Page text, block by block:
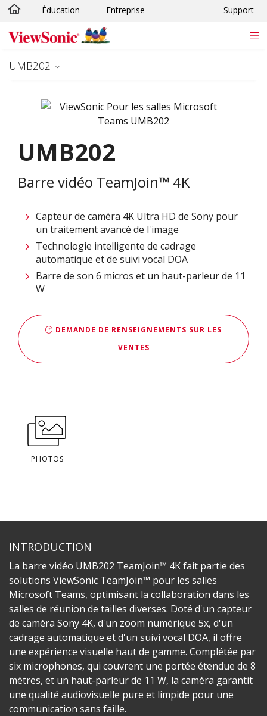
Passer au contenu principal
Éducation Entreprise Support
UMB202
UMB202
Barre vidéo TeamJoin™ 4K
Capteur de caméra 4K Ultra HD de Sony pour
un traitement avancé de l'image
Technologie intelligente de cadrage
automatique et de suivi vocal DOA
Barre de son 6 micros et un haut-parleur de 11
W
DEMANDE DE RENSEIGNEMENTS SUR LES
VENTES
PHOTOS
INTRODUCTION
La barre vidéo UMB202 TeamJoin™ 4K fait partie des
solutions ViewSonic TeamJoin™ pour les salles
Microsoft Teams, optimisant la collaboration dans les
salles de réunion de tailles diverses. Doté d'un capteur
de caméra Sony 4K, d'un zoom numérique 5x, d'un
cadrage automatique et d'un suivi vocal DOA, il offre
une expérience visuelle haut de gamme. Complétée par
six microphones, qui couvrent une portée étendue de 8
mètres, et un haut-parleur de 11 W, la caméra garantit
une qualité audiovisuelle pure et limpide pour une
communication sans faille.